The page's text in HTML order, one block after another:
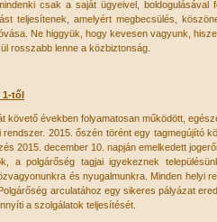
csak a saját ügyeivel,
teljesítenek, amelyért megbecsülés,
Ne higgyük, hogy kevesen vagyunk,
rosszabb lenne a közbiztonság.
1-től
követő években folyamatosan működött,
2015. őszén törént egy tagmegújító
2015. december 10. napján emelkedett
a polgárőség tagjai igyekeznek
és nyugalmunkra. Minden helyi
arculatához egy sikeres pályázat
a szolgálatok teljesítését.